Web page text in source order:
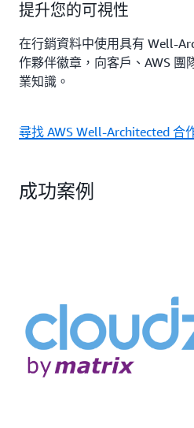
提升您的可視性
在行銷資料中使用具有 Well-
作夥伴徽章，向客戶、AWS 團
業知識。
尋找 AWS Well-Architected 合
成功案例